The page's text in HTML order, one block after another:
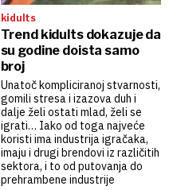
kidults
Trend kidults dokazuje da
su godine doista samo
broj
Unatoč kompliciranoj stvarnosti,
gomili stresa i izazova duh i
dalje želi ostati mlad, želi se
igrati… Iako od toga najveće
koristi ima industrija igračaka,
imaju i drugi brendovi iz različitih
sektora, i to od putovanja do
prehrambene industrije